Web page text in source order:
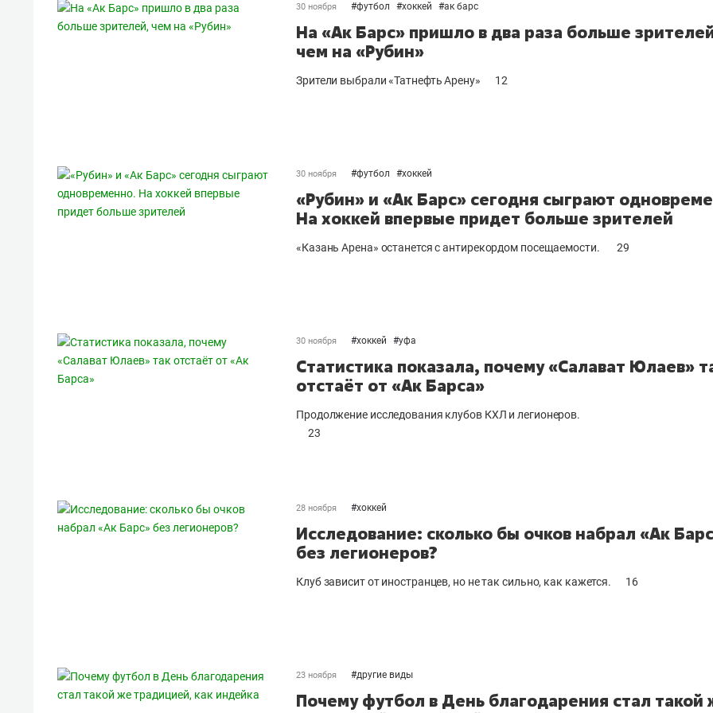
30 ноября #футбол #хоккей #ак барс
На «Ак Барс» пришло в два раза больше
чем на «Рубин»
Зрители выбрали «Татнефть Арену» 12
30 ноября #футбол #хоккей
«Рубин» и «Ак Барс» сегодня сыграют
На хоккей впервые придет больше зрителей
«Казань Арена» останется с антирекордом посещаемости. 29
30 ноября #хоккей #уфа
Статистика показала, почему «Салават Юлаев»
отстаёт от «Ак Барса»
Продолжение исследования клубов КХЛ и легионеров.
23
28 ноября #хоккей
Исследование: сколько бы очков набрал «Ак
без легионеров?
Клуб зависит от иностранцев, но не так сильно, как кажется. 16
23 ноября #другие виды
Почему футбол в День благодарения стал такой